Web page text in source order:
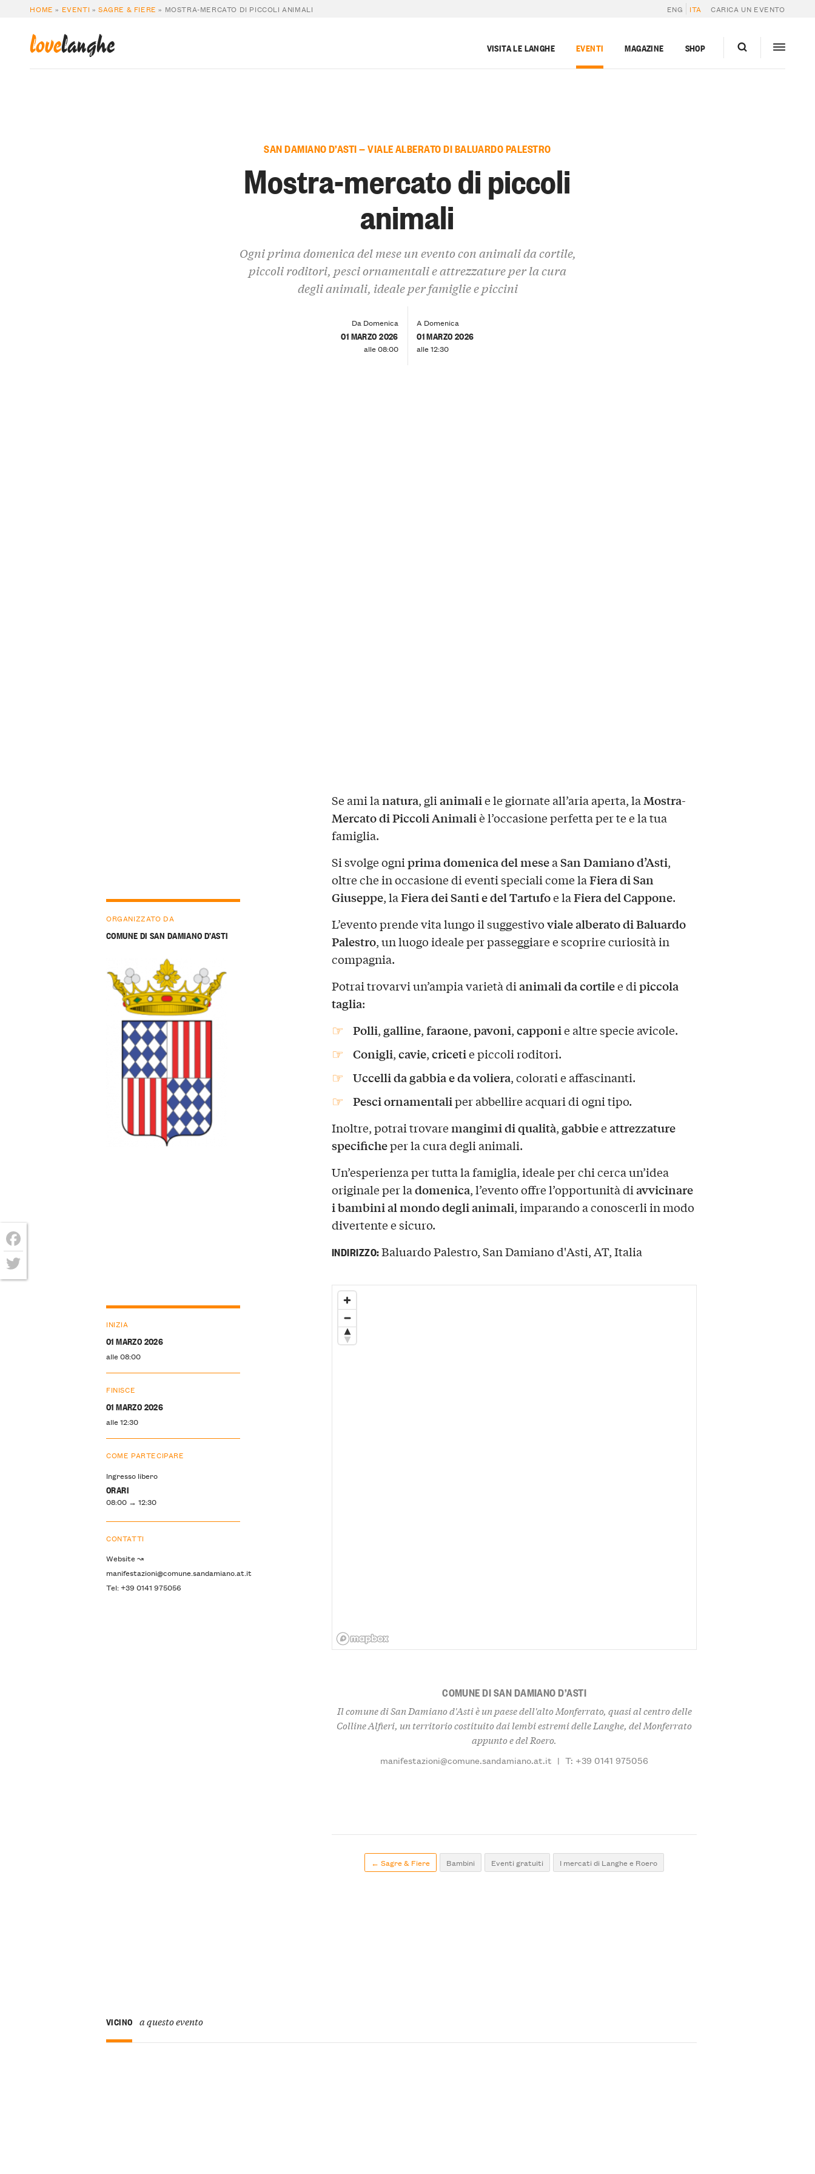
HOME » EVENTI »SAGRE & FIERE » MOSTRA-MERCATO DI PICCOLI ANIMALI ENG ITA CARICA UN EVENTO
lovelanghe VISITA LE LANGHE EVENTI MAGAZINE SHOP
SAN DAMIANO D’ASTI — VIALE ALBERATO DI BALUARDO PALESTRO
Mostra-mercato di piccoli
animali
Ogni prima domenica del mese un evento con animali da cortile,
piccoli roditori, pesci ornamentali e attrezzature per la cura
degli animali, ideale per famiglie e piccini
Da Domenica
01 MARZO 2026
alle 08:00
A Domenica
01 MARZO 2026
alle 12:30
Se ami lanatura, glianimalie le giornate all’aria aperta, laMostra-
Mercato di Piccoli Animaliè l’occasione perfetta per te e la tua
famiglia.
Si svolge ogniprima domenica del meseaSan Damiano d’Asti,
oltre che in occasione di eventi speciali come laFiera di San
Giuseppe, laFiera dei Santi e del Tartufoe laFiera del Cappone.
L’evento prende vita lungo il suggestivoviale alberato di Baluardo
Palestro, un luogo ideale per passeggiare e scoprire curiosità in
compagnia.
Potrai trovarvi un’ampia varietà dianimali da cortilee dipiccola
taglia:
Polli, galline,faraone,pavoni,capponie altre specie avicole.
Conigli,cavie,cricetie piccoli roditori.
Uccelli da gabbia e da voliera, colorati e affascinanti.
Pesci ornamentaliper abbellire acquari di ogni tipo.
Inoltre, potrai trovaremangimi di qualità, gabbieeattrezzature
specificheper la cura degli animali.
Un’esperienza per tutta la famiglia, ideale per chi cerca un’idea
originale per ladomenica, l’evento offre l’opportunità diavvicinare
i bambini al mondo degli animali, imparando a conoscerli in modo
divertente e sicuro.
ORGANIZZATO DA
COMUNE DI SAN DAMIANO D’ASTI
INIZIA
01 MARZO 2026
alle 08:00
FINISCE
01 MARZO 2026
alle 12:30
COME PARTECIPARE
Ingresso libero
ORARI
08:00 → 12:30
CONTATTI
Website ↝
manifestazioni@comune.sandamiano.at.it
Tel: +39 0141 975056
INDIRIZZO:Baluardo Palestro, San Damiano d'Asti, AT, Italia
COMUNE DI SAN DAMIANO D’ASTI
Il comune di San Damiano d'Asti è un paese dell'alto Monferrato, quasi al centro delle
Colline Alfieri, un territorio costituito dai lembi estremi delle Langhe, del Monferrato
appunto e del Roero.
manifestazioni@comune.sandamiano.at.it | T: +39 0141 975056
← Sagre & Fiere Bambini Eventi gratuiti I mercati di Langhe e Roero
VICINO a questo evento
Facebook
Twitter